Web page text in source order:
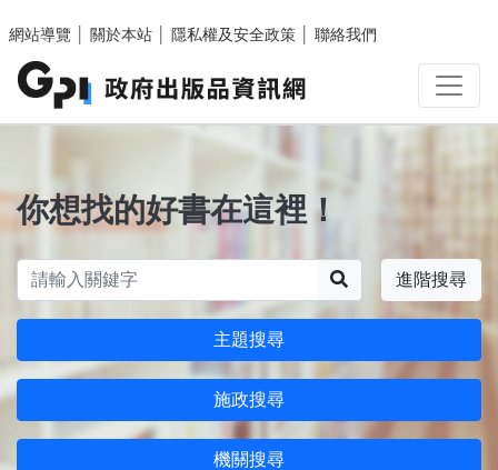
網站導覽
關於本站 隱私權及安全政策 聯絡我們
你想找的好書在這裡！
進階搜尋
主題搜尋
施政搜尋
機關搜尋